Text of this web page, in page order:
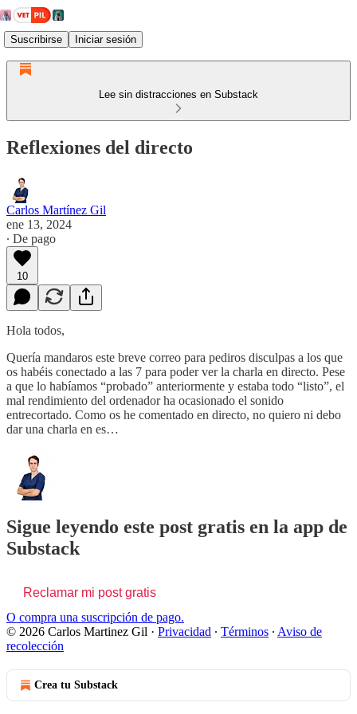
Suscribirse Iniciar sesión
Lee sin distracciones en Substack
Reflexiones del directo
Carlos Martínez Gil
ene 13, 2024
∙ De pago
10
Hola todos,
Quería mandaros este breve correo para pediros disculpas a los que
os habéis conectado a las 7 para poder ver la charla en directo. Pese
a que lo habíamos “probado” anteriormente y estaba todo “listo”, el
mal rendimiento del ordenador ha ocasionado el sonido
entrecortado. Como os he comentado en directo, no quiero ni debo
dar una charla en es…
Sigue leyendo este post gratis en la app de
Substack
Reclamar mi post gratis
O compra una suscripción de pago.
© 2026 Carlos Martinez Gil · Privacidad ∙ Términos ∙ Aviso de
recolección
Crea tu Substack